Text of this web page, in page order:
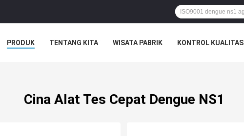
PRODUK TENTANG KITA WISATA PABRIK KONTROL KUALITAS
Cina Alat Tes Cepat Dengue NS1